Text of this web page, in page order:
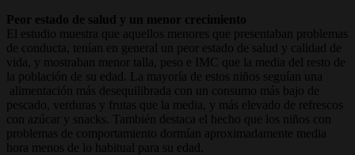
Peor estado de salud y un menor crecimiento
El estudio muestra que aquellos menores que presentaban problemas
de conducta, tenían en general un peor estado de salud y calidad de
vida, y mostraban menor talla, peso e IMC que la media del resto de
la población de su edad. La mayoría de estos niños seguían una
alimentación más desequilibrada con un consumo más bajo de
pescado, verduras y frutas que la media, y más elevado de refrescos
con azúcar y snacks. También destaca el hecho que los niños con
problemas de comportamiento dormían aproximadamente media
hora menos de lo habitual para su edad.